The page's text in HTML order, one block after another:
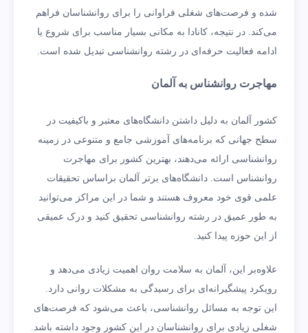
شده و فرصت‌های شغلی فراوانی را برای روانشناسان فراهم
می‌کند. در نتیجه، کانادا به مکانی بسیار مناسب برای شروع یا
ادامه فعالیت حرفه‌ای در رشته روانشناسی تبدیل شده است.
مهاجرت روانشناس به آلمان
کشور آلمان به دلیل داشتن دانشگاه‌های معتبر و باکیفیت در
سطح جهانی که برنامه‌های آموزشی جامع و متنوعی در زمینه
روانشناسی ارائه می‌دهند، بهترین کشور برای مهاجرت
روانشناس است. دانشگاه‌های برتر آلمان براساس تحقیقات
علمی قوی خود معروف هستند و شما در این مراکز می‌توانید
به طور عمیق در رشته روانشناسی تحقیق کنید و درک عمیقی
از این حوزه پیدا کنید.
علاوه‌بر این، آلمان به سلامت روان اهمیت زیادی می‌دهد و
رویکرد پیشگیرانه‌ای برای رسیدگی به مشکلات روانی دارد.
این توجه به مسائل روانشناسی، باعث می‌شود که فرصت‌های
شغلی زیادی برای روانشناسان در این کشور وجود داشته باشد.